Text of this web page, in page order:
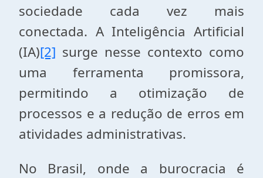
sociedade cada vez mais
conectada. A Inteligência Artificial
(IA)[2] surge nesse contexto como
uma ferramenta promissora,
permitindo a otimização de
processos e a redução de erros em
atividades administrativas.
No Brasil, onde a burocracia é